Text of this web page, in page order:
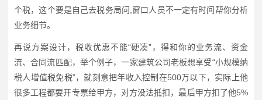
个税，这个要是自己去税务局问,窗口人员不一定有时间帮你分析
业务细节。
再说方案设计，税收优惠不能“硬凑”，得和你的业务流、资金
流、合同流匹配，举个例子，一家建筑公司老板想享受“小规模纳
税人增值税免税”，就刻意把年收入控制在500万以下，实际上他
很多工程都要开专票给甲方，对方没法抵扣，最后甲方扣了他5%